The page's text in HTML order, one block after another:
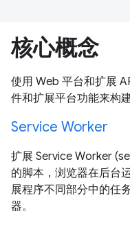
核心概念
使用 Web 平台和扩展
件和扩展平台功能来构
Service Worker
扩展 Service Worker
的脚本，浏览器在后台
展程序不同部分中的任
器。